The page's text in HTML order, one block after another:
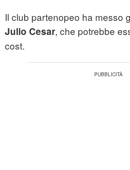
Il club partenopeo ha messo
Julio Cesar, che potrebbe
cost.